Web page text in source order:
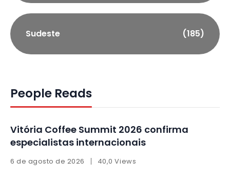
Sudeste (185)
People Reads
Vitória Coffee Summit 2026 confirma
especialistas internacionais
6 de agosto de 2026 40,0 Views